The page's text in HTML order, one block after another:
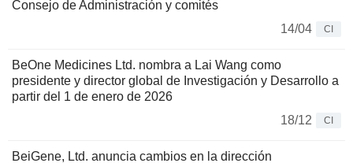
Consejo de Administración y comités
14/04
CI
BeOne Medicines Ltd. nombra a Lai Wang como
presidente y director global de Investigación y Desarrollo a
partir del 1 de enero de 2026
18/12
CI
BeiGene, Ltd. anuncia cambios en la dirección